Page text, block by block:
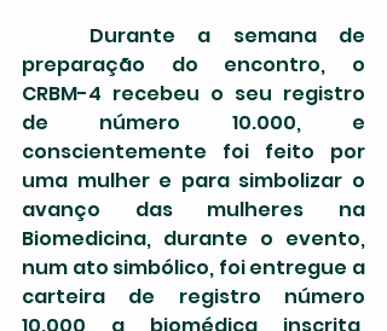
preparação do encontro, o
CRBM-4 recebeu o seu registro
de número 10.000, e
conscientemente foi feito por
uma mulher e para simbolizar o
avanço das mulheres na
Biomedicina, durante o evento,
num ato simbólico, foi entregue a
carteira de registro número